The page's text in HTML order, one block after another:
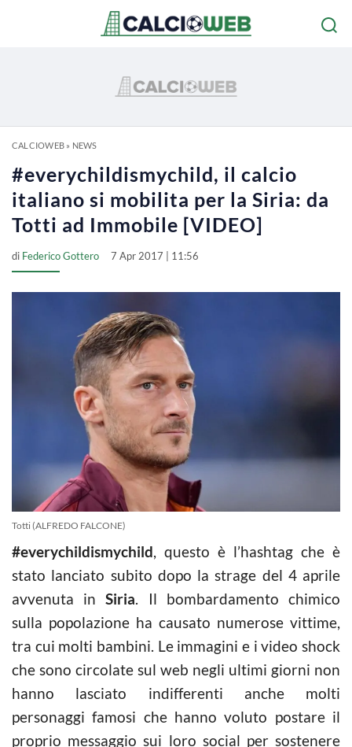
CALCIOWEB» NEWS
#everychildismychild, il calcio
italiano si mobilita per la Siria: da
Totti ad Immobile [VIDEO]
di Federico Gottero 7 Apr 2017 | 11:56
Totti (ALFREDO FALCONE)
#everychildismychild, questo è l’hashtag che è
stato lanciato subito dopo la strage del 4 aprile
avvenuta inSiria. Il bombardamento chimico
sulla popolazione ha causato numerose vittime,
tra cui molti bambini. Le immagini e i video shock
che sono circolate sul web negli ultimi giorni non
hanno lasciato indifferenti anche molti
personaggi famosi che hanno voluto postare il
proprio messaggio sui loro social per sostenere